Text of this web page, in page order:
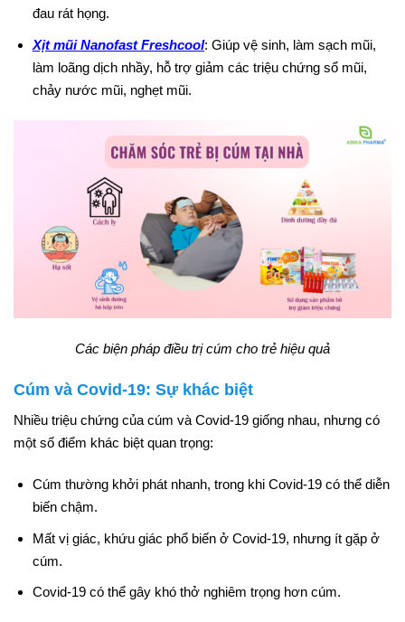
đau rát họng.
Xịt mũi Nanofast Freshcool: Giúp vệ sinh, làm sạch mũi,
làm loãng dịch nhầy, hỗ trợ giảm các triệu chứng sổ mũi,
chảy nước mũi, nghẹt mũi.
Các biện pháp điều trị cúm cho trẻ hiệu quả
Cúm và Covid-19: Sự khác biệt
Nhiều triệu chứng của cúm và Covid-19 giống nhau, nhưng có
một số điểm khác biệt quan trọng:
Cúm thường khởi phát nhanh, trong khi Covid-19 có thể diễn
biến chậm.
Mất vị giác, khứu giác phổ biến ở Covid-19, nhưng ít gặp ở
cúm.
Covid-19 có thể gây khó thở nghiêm trọng hơn cúm.